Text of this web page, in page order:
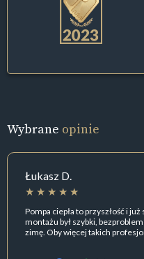
Wybrane opinie
Łukasz D.
Pompa ciepła to przyszłość i
montażu był szybki,
zimę. Oby więcej takich